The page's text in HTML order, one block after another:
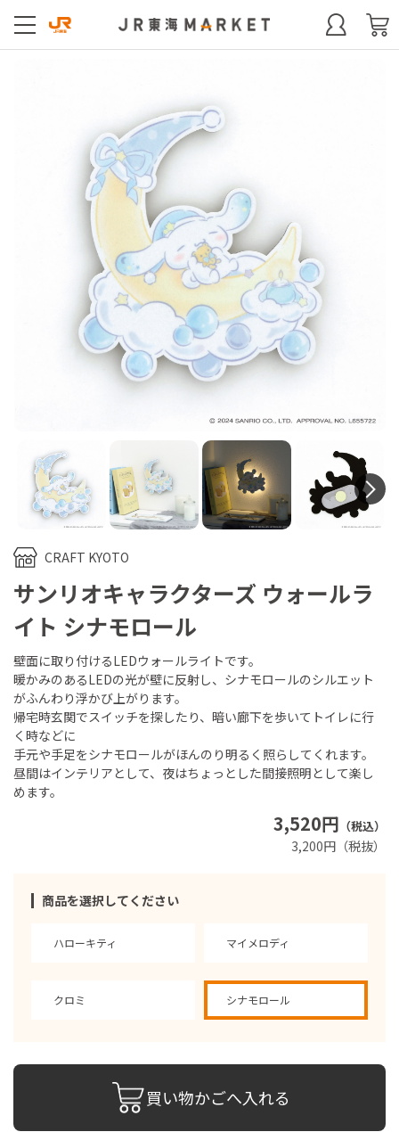
CRAFT KYOTO
サンリオキャラクターズ ウォールラ
イト シナモロール
3,520円 （税込）
3,200円（税抜）
商品を選択してください
ハローキティ マイメロディ
クロミ シナモロール
壁面に取り付けるLEDウォールライトです。
暖かみのあるLEDの光が壁に反射し、シナモロールのシルエット
がふんわり浮かび上がります。
帰宅時玄関でスイッチを探したり、暗い廊下を歩いてトイレに行
く時などに
手元や手足をシナモロールがほんのり明るく照らしてくれます。
昼間はインテリアとして、夜はちょっとした間接照明として楽し
めます。
買い物かごへ入れる